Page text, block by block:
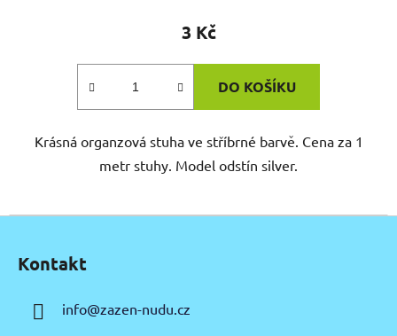
3 Kč
DO KOŠÍKU
Krásná organzová stuha ve stříbrné barvě. Cena za 1
metr stuhy. Model odstín silver.
Kontakt
info@zazen-nudu.cz